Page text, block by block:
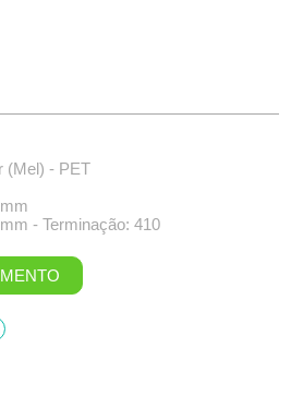
(Mel) - PET
- Terminação: 410